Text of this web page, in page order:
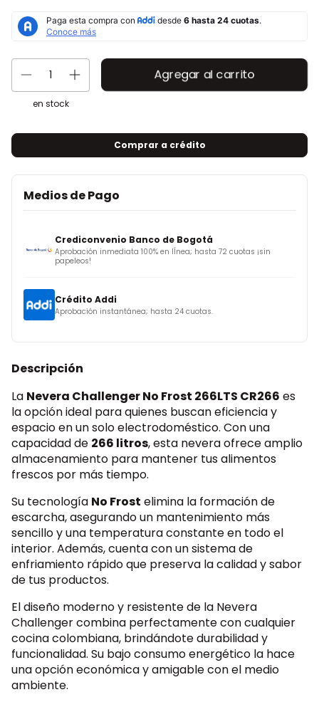
en stock
Comprar a crédito
Medios de Pago
Crediconvenio Banco de Bogotá
Aprobación inmediata 100% en lÍnea; hasta 72 cuotas ¡sin
papeleos!
Crédito Addi
Aprobación instantánea; hasta 24 cuotas.
Crédito fácil, rápido y seguro; hasta 6 cuotas.
PSE
Débito bancario; ¡todos los bancos!
Wompi
Paga con tarjeta, PSE, Nequi o efectivo. ¡Tú eliges!
Nequi
Tu plata en Nequi, tu pedido en camino. ¡Paga fácil aquí!
Descripción
La Nevera Challenger No Frost 266LTS CR266 es
la opción ideal para quienes buscan eficiencia y
espacio en un solo electrodoméstico. Con una
capacidad de 266 litros, esta nevera ofrece amplio
almacenamiento para mantener tus alimentos
frescos por más tiempo.
Su tecnología No Frost elimina la formación de
escarcha, asegurando un mantenimiento más
sencillo y una temperatura constante en todo el
interior. Además, cuenta con un sistema de
enfriamiento rápido que preserva la calidad y sabor
de tus productos.
El diseño moderno y resistente de la Nevera
Challenger combina perfectamente con cualquier
cocina colombiana, brindándote durabilidad y
funcionalidad. Su bajo consumo energético la hace
una opción económica y amigable con el medio
ambiente.